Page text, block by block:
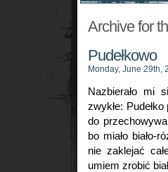
Archive for
Pudełkowo
Monday, June 29th,
Nazbierało mi
zwykłe:
do
bo miało biało-
nie zaklejać
umiem zrobić